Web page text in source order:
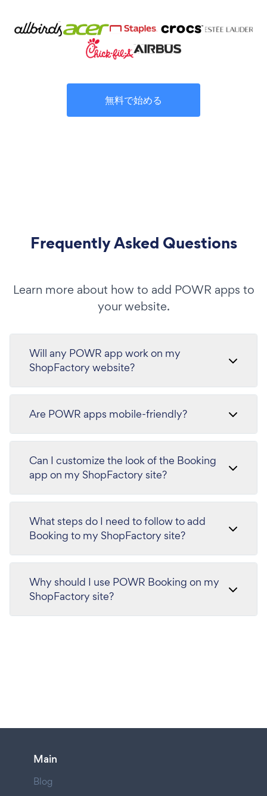
無料で始める
Frequently Asked Questions
Learn more about how to add POWR apps to
your website.
Will any POWR app work on my
ShopFactory website?
Are POWR apps mobile-friendly?
Can I customize the look of the Booking
app on my ShopFactory site?
What steps do I need to follow to add
Booking to my ShopFactory site?
Why should I use POWR Booking on my
ShopFactory site?
Main
Blog